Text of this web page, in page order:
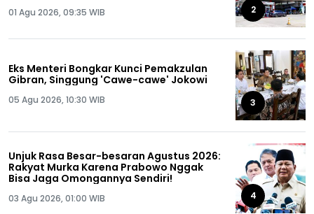
01 Agu 2026, 09:35 WIB 2
Eks Menteri Bongkar Kunci Pemakzulan
Gibran, Singgung 'Cawe-cawe' Jokowi
05 Agu 2026, 10:30 WIB 3
Unjuk Rasa Besar-besaran Agustus 2026:
Rakyat Murka Karena Prabowo Nggak
Bisa Jaga Omongannya Sendiri!
03 Agu 2026, 01:00 WIB 4